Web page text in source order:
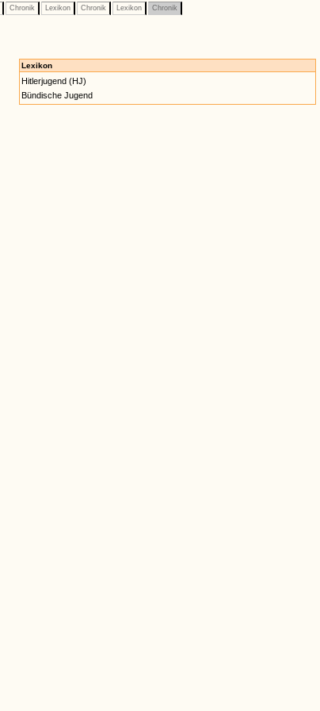
Chronik Lexikon Chronik Lexikon Chronik
Lexikon
Hitlerjugend (HJ)
Bündische Jugend